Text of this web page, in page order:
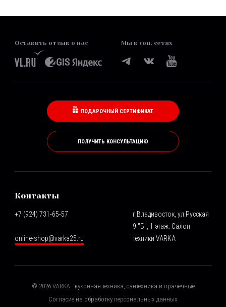
Оставить отзыв о нас Мы в соц. сетях
ПОДАРОЧНЫЙ СЕРТИФИКАТ
ПОЛУЧИТЬ КОНСУЛЬТАЦИЮ
Контакты
+7 (924) 731-65-57
online-shop@varka25.ru
г.Владивосток, ул.Русская
9 "Б", 1 этаж. Салон
техники VARKA
© 2026VARKA - кухонная техника, сантехника и прачечные
Согласие на обработку персональных данных